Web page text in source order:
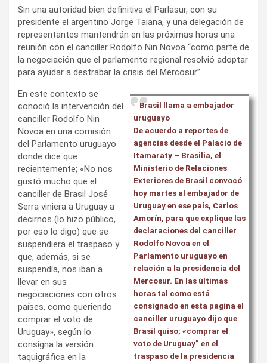
Sin una autoridad bien definitiva el Parlasur, con su
presidente el argentino Jorge Taiana, y una delegación de
representantes mantendrán en las próximas horas una
reunión con el canciller Rodolfo Nin Novoa “como parte de
la negociación que el parlamento regional resolvió adoptar
para ayudar a destrabar la crisis del Mercosur”.
Brasil llama a embajador
uruguayo
De acuerdo a reportes de
agencias desde el Palacio de
Itamaraty – Brasilia, el
Ministerio de Relaciones
Exteriores de Brasil convocó
hoy martes al embajador de
Uruguay en ese país, Carlos
Amorín, para que explique las
declaraciones del canciller
Rodolfo Novoa en el
Parlamento uruguayo en
relación a la presidencia del
Mercosur. En las últimas
horas tal como está
consignado en esta pagina el
canciller uruguayo dijo que
Brasil quiso; «comprar el
voto de Uruguay” en el
traspaso de la presidencia
En este contexto se
conoció la intervención del
canciller Rodolfo Nin
Novoa en una comisión
del Parlamento uruguayo
donde dice que
recientemente; «No nos
gustó mucho que el
canciller de Brasil José
Serra viniera a Uruguay a
decirnos (lo hizo público,
por eso lo digo) que se
suspendiera el traspaso y
que, además, si se
suspendía, nos iban a
llevar en sus
negociaciones con otros
países, como queriendo
comprar el voto de
Uruguay», según lo
consigna la versión
taquigráfica en la